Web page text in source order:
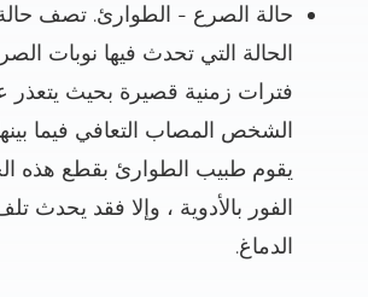
حالة الصرع - الطوارئ. تصف
الحالة التي تحدث فيها نوبات
فترات زمنية قصيرة بحيث يتعذر
الشخص المصاب التعافي فيما
يقوم طبيب الطوارئ بقطع هذه
الفور بالأدوية ، وإلا فقد يحدث
الدماغ.